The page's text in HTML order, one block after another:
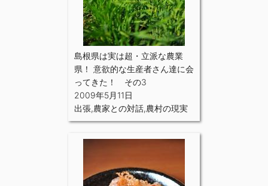
島根県は実は超・立派な農業
県！ 意欲的な生産者さん達に会
ってきた！ その3
2009年5月11日
出張,農家との対話,農村の現実